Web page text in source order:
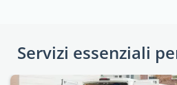
Servizi essenziali